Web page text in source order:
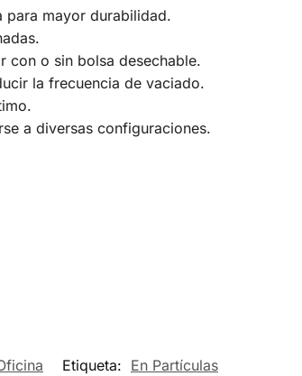
para mayor durabilidad.
con o sin bolsa desechable.
la frecuencia de vaciado.
a diversas configuraciones.
Etiqueta: En Partículas